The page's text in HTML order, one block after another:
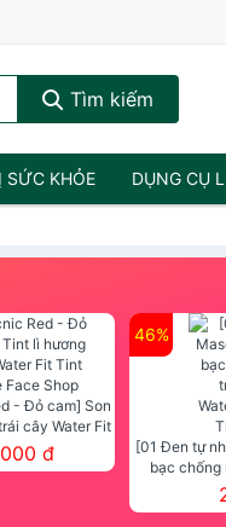
Tìm kiếm
SỨC KHỎE DỤNG CỤ
- Đỏ cam] Son
cây Water Fit
Face Shop
đ
46%
[01 Đen tự
bạc chống